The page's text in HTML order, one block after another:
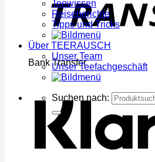
Bank Transfer
Teewissen
Reiseberichte
Tipps und Tricks
Über TEERAUSCH
Unser Team
Unser Teefachgeschäft
Suchen nach: